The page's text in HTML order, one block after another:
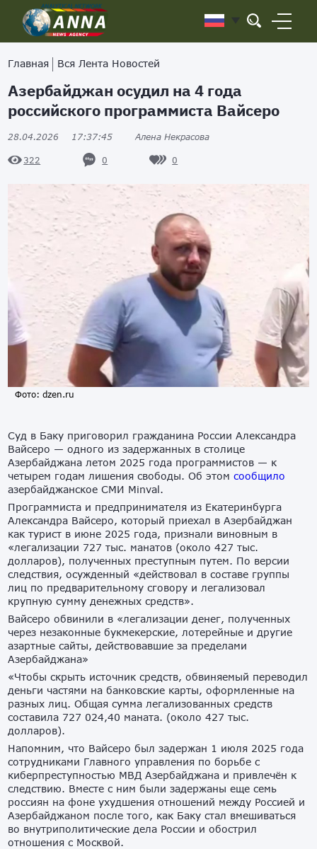
Главная Вся Лента Новостей
Азербайджан осудил на 4 года
российского программиста Вайсеро
28.04.2026 17:37:45 Алена Некрасова
322 0 0
Фото: dzen.ru
Суд в Баку приговорил гражданина России Александра
Вайсеро — одного из задержанных в столице
Азербайджана летом 2025 года программистов — к
четырем годам лишения свободы. Об этомсообщило
азербайджанское СМИ Minval.
Программиста и предпринимателя из Екатеринбурга
Александра Вайсеро, который приехал в Азербайджан
как турист в июне 2025 года, признали виновным в
«легализации 727 тыс. манатов (около 427 тыс.
долларов), полученных преступным путем. По версии
следствия, осужденный «действовал в составе группы
лиц по предварительному сговору и легализовал
крупную сумму денежных средств».
Вайсеро обвинили в «легализации денег, полученных
через незаконные букмекерские, лотерейные и другие
азартные сайты, действовавшие за пределами
Азербайджана»
«Чтобы скрыть источник средств, обвиняемый переводил
деньги частями на банковские карты, оформленные на
разных лиц. Общая сумма легализованных средств
составила 727 024,40 маната. (около 427 тыс.
долларов).
Напомним, что Вайсеро был задержан 1 июля 2025 года
сотрудниками Главного управления по борьбе с
киберпреступностью МВД Азербайджана и привлечён к
следствию. Вместе с ним были задержаны еще семь
россиян на фоне ухудшения отношений между Россией и
Азербайджаном после того, как Баку стал вмешиваться
во внутриполитические дела России и обострил
отношения с Москвой.